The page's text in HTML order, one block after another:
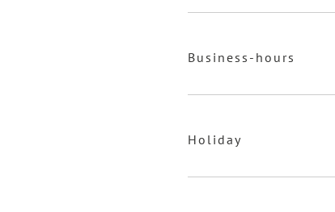
Business-hours
Holiday